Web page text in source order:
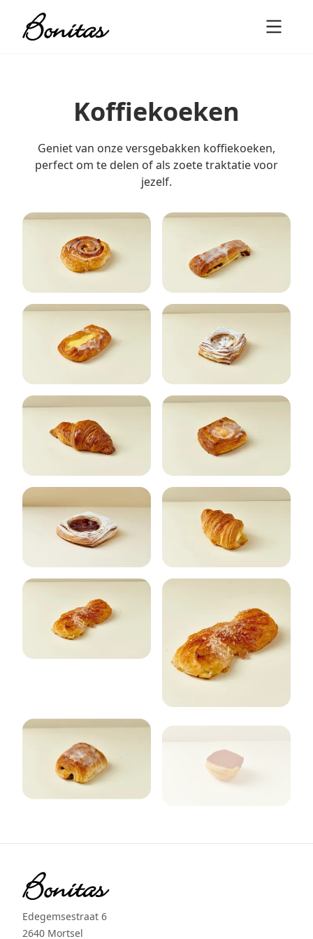
Koffiekoeken
Geniet van onze versgebakken koffiekoeken,
perfect om te delen of als zoete traktatie voor
jezelf.
Edegemsestraat 6
2640 Mortsel